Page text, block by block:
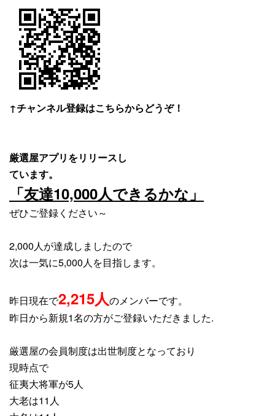
↑チャンネル登録はこちらからどうぞ！
厳選屋アプリをリリースし
ています。
「友達10,000人できるかな」
ぜひご登録ください～
2,000人が達成しましたので
次は一気に5,000人を目指します。
昨日現在で2,215人のメンバーです。
昨日から新規1名の方がご登録いただきました.
厳選屋の会員制度は出世制度となっており
現時点で
征夷大将軍が5人
大老は11 人